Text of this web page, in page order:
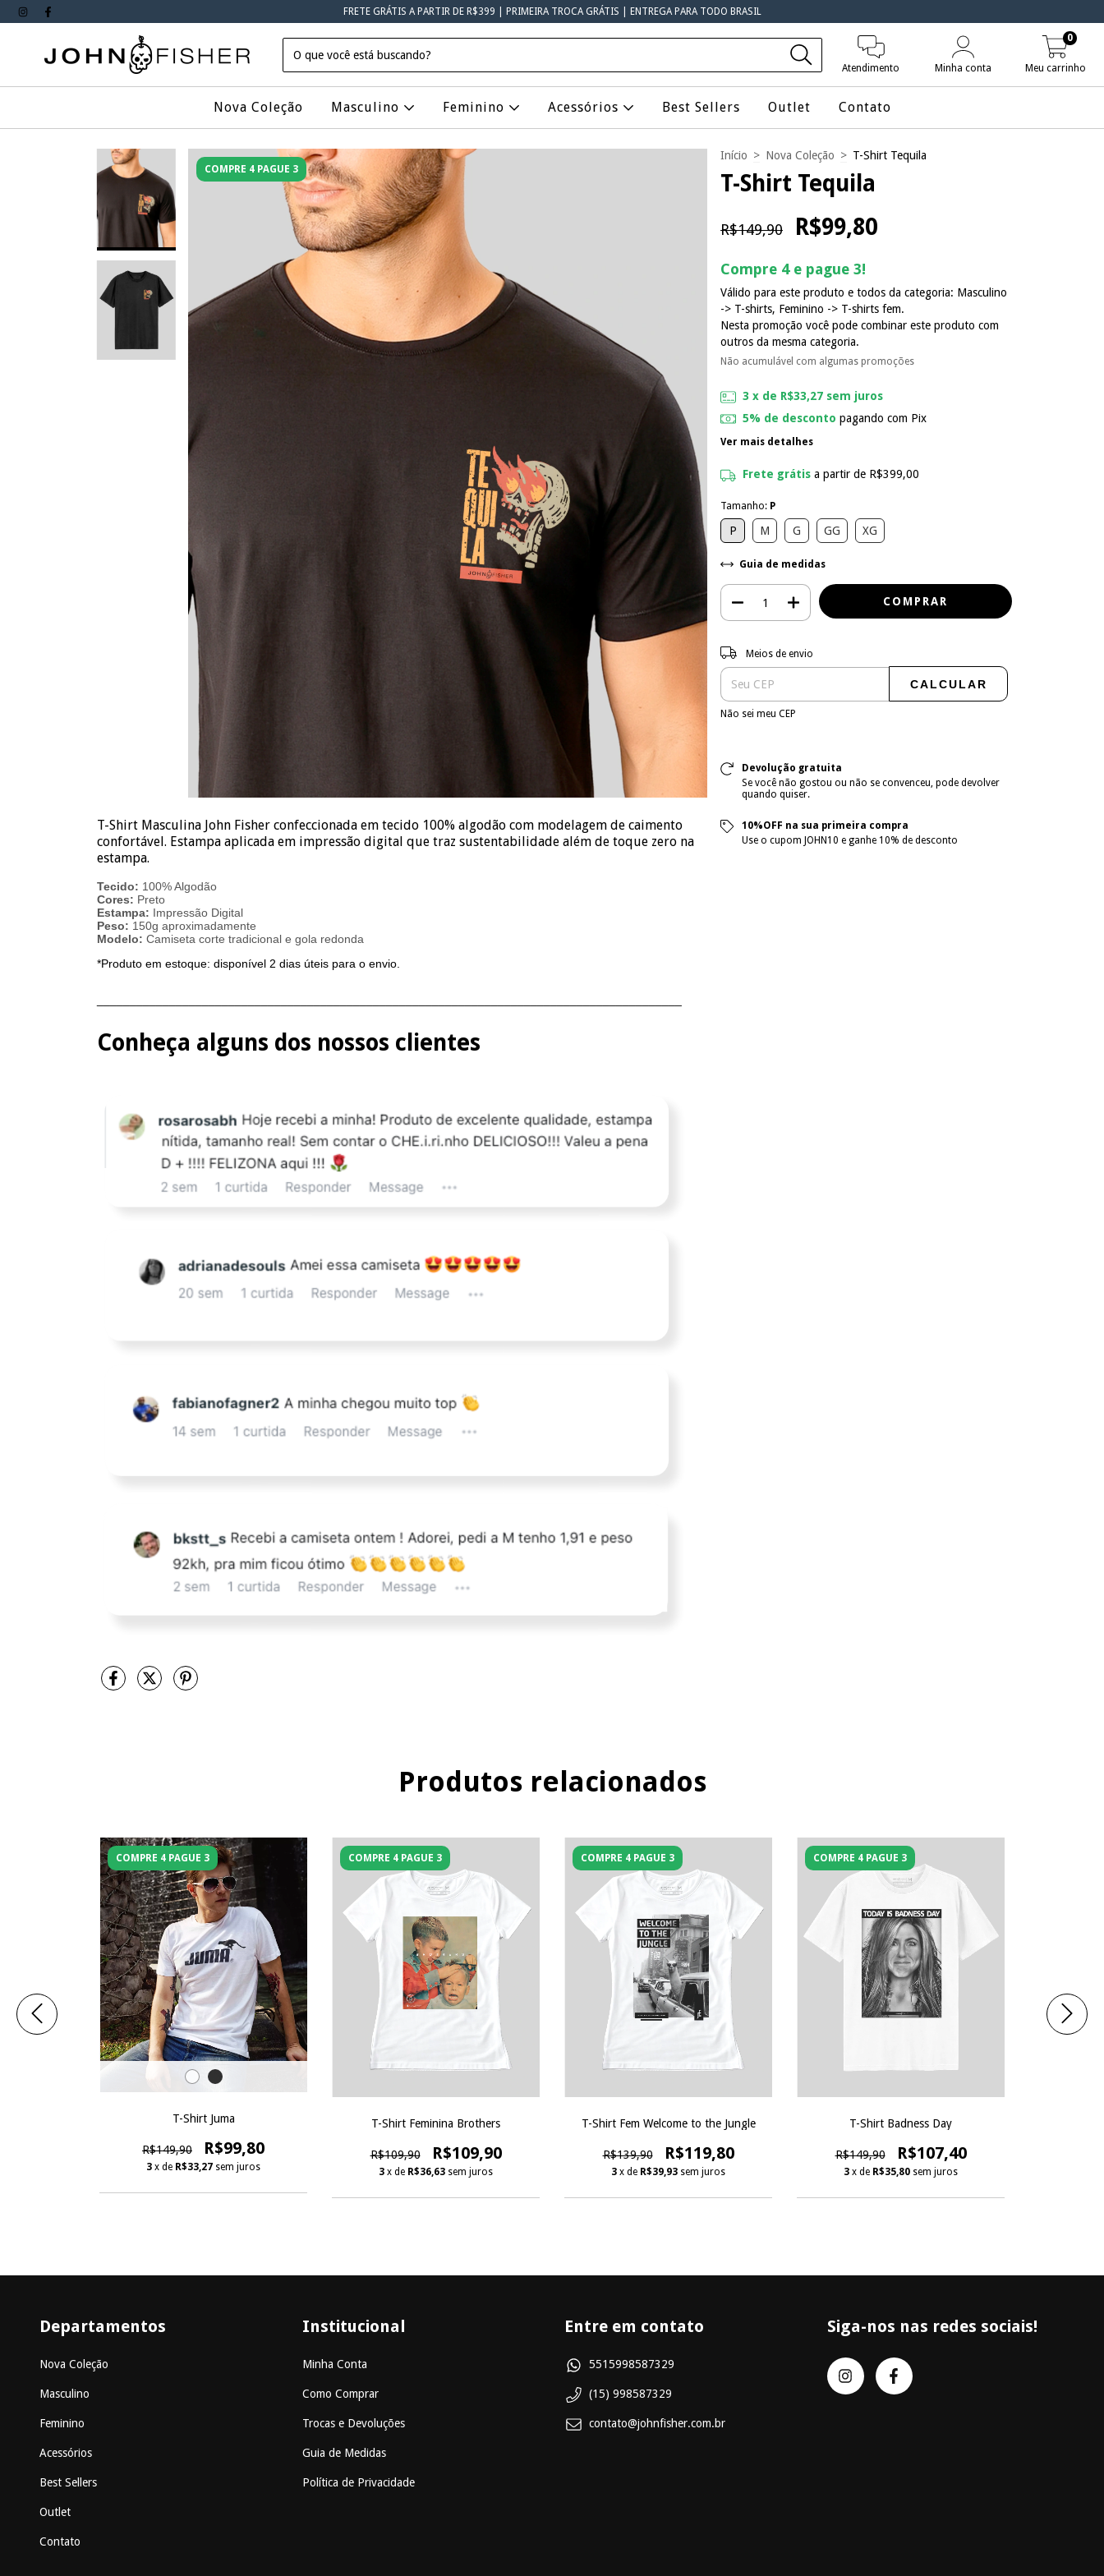
FRETE GRÁTIS A PARTIR DE R$399 | PRIMEIRA TROCA GRÁTIS | ENTREGA PARA TODO BRASIL
Atendimento Minha conta Meu carrinho
0
Nova Coleção Masculino Feminino Acessórios Best Sellers Outlet Contato
COMPRE 4 PAGUE 3
T-Shirt Masculina John Fisher confeccionada em tecido 100% algodão com modelagem de caimento
confortável. Estampa aplicada em impressão digital que traz sustentabilidade além de toque zero na
estampa.
Tecido: 100% Algodão
Cores: Preto
Estampa: Impressão Digital
Peso: 150g aproximadamente
Modelo: Camiseta corte tradicional e gola redonda
*Produto em estoque: disponível 2 dias úteis para o envio.
Conheça alguns dos nossos clientes
Início > Nova Coleção > T-Shirt Tequila
T-Shirt Tequila
R$149,90 R$99,80
Compre 4 e pague 3!
Válido para este produto e todos da categoria: Masculino
-> T-shirts, Feminino -> T-shirts fem.
Nesta promoção você pode combinar este produto com
outros da mesma categoria.
Não acumulável com algumas promoções
3 x de R$33,27 sem juros
5% de desconto pagando com Pix
Ver mais detalhes
Frete grátis a partir de R$399,00
Tamanho: P
P M G GG XG
Guia de medidas
Entregas para o CEP:
Meios de envio
CALCULAR
Não sei meu CEP
Devolução gratuita
Se você não gostou ou não se convenceu, pode devolver
quando quiser.
10%OFF na sua primeira compra
Use o cupom JOHN10 e ganhe 10% de desconto
Produtos relacionados
COMPRE 4 PAGUE 3
T-Shirt Juma
R$149,90 R$99,80
3 x de R$33,27 sem juros
COMPRE 4 PAGUE 3
T-Shirt Feminina Brothers
R$109,90 R$109,90
3 x de R$36,63 sem juros
COMPRE 4 PAGUE 3
T-Shirt Fem Welcome to the Jungle
R$139,90 R$119,80
3 x de R$39,93 sem juros
COMPRE 4 PAGUE 3
T-Shirt Badness Day
R$149,90 R$107,40
3 x de R$35,80 sem juros
Departamentos
Nova Coleção
Masculino
Feminino
Acessórios
Best Sellers
Outlet
Contato
Institucional
Minha Conta
Como Comprar
Trocas e Devoluções
Guia de Medidas
Política de Privacidade
Entre em contato
5515998587329
(15) 998587329
contato@johnfisher.com.br
Siga-nos nas redes sociais!